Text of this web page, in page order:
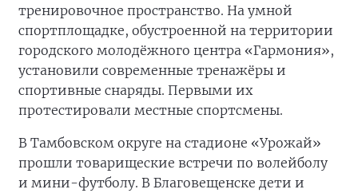
тренировочное пространство. На умной
спортплощадке, обустроенной на территории
городского молодёжного центра «Гармония»,
установили современные тренажёры и
спортивные снаряды. Первыми их
протестировали местные спортсмены.
В Тамбовском округе на стадионе «Урожай»
прошли товарищеские встречи по волейболу
и мини-футболу. В Благовещенске дети и